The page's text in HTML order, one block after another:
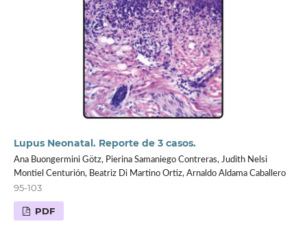
Lupus Neonatal. Reporte de 3 casos.
Ana Buongermini Götz, Pierina Samaniego Contreras, Judith Nelsi
Montiel Centurión, Beatriz Di Martino Ortiz, Arnaldo Aldama Caballero
95-103
PDF